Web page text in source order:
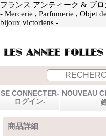
フランス アンティーク & ブロ
- Mercerie , Parfumerie , Objet
bijoux victoriens -
SE CONNECTER-
ログイン-
NOUVEAU
商品詳細